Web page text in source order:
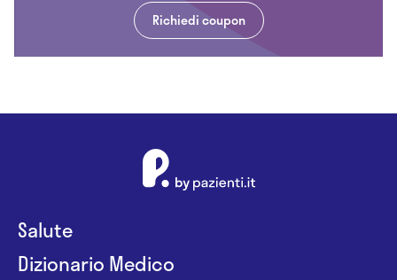
Richiedi coupon
Salute
Dizionario Medico